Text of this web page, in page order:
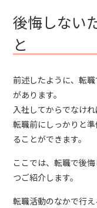
後悔しない
と
前述したように、転
があります。
入社してからでなけれ
転職前にしっかりと
ることができます。
ここでは、転職で後
つご紹介します。
転職活動のなかで行